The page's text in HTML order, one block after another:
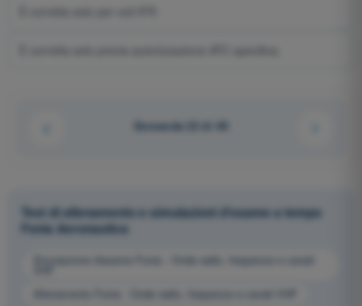
Domanda 22 di 48
Test di allenamento e simulazioni d'esame a tempo
Fonia Aeronautica
Simulazione d'esame Fonia - Onde radio, frequenze e canali
Allenamento Fonia - Onde radio, frequenze e canali VHF